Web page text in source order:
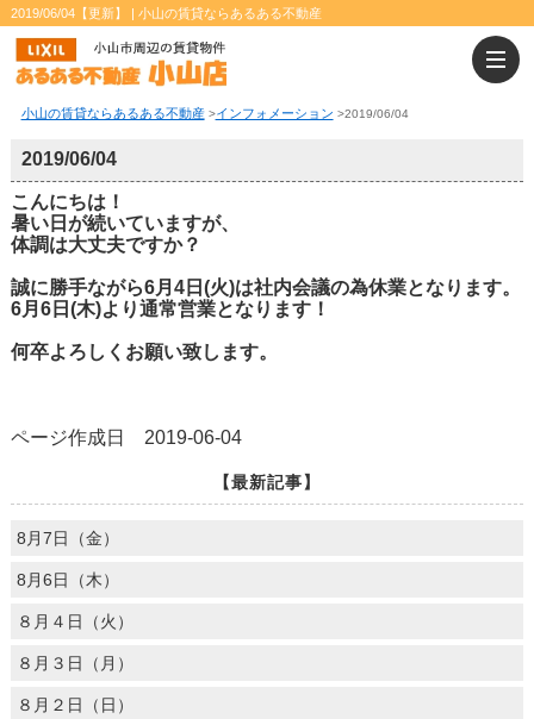
2019/06/04【更新】 | 小山の賃貸ならあるある不動産
小山の賃貸ならあるある不動産>インフォメーション >2019/06/04
2019/06/04
こんにちは！
暑い日が続いていますが、
体調は大丈夫ですか？
誠に勝手ながら6月4日(火)は社内会議の為休業となります。
6月6日(木)より通常営業となります！
何卒よろしくお願い致します。
ページ作成日 2019-06-04
【最新記事】
8月7日（金）
8月6日（木）
８月４日（火）
８月３日（月）
８月２日（日）